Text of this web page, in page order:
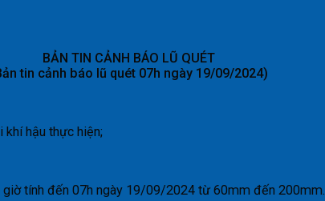
BẢN TIN CẢNH BÁO LŨ QUÉT
tin cảnh báo lũ quét 07h ngày 19/09/2024)
hậu thực hiện;
tính đến 07h ngày 19/09/2024 từ 60mm đến 200mm.